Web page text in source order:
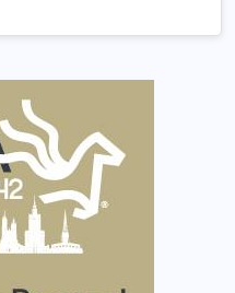
dla Bohaterów!
się w bieganiu?
warto włączyć do
na weekend z
Warszawskiego.